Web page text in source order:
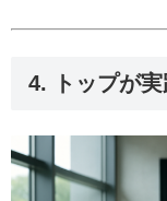
4. トップが実